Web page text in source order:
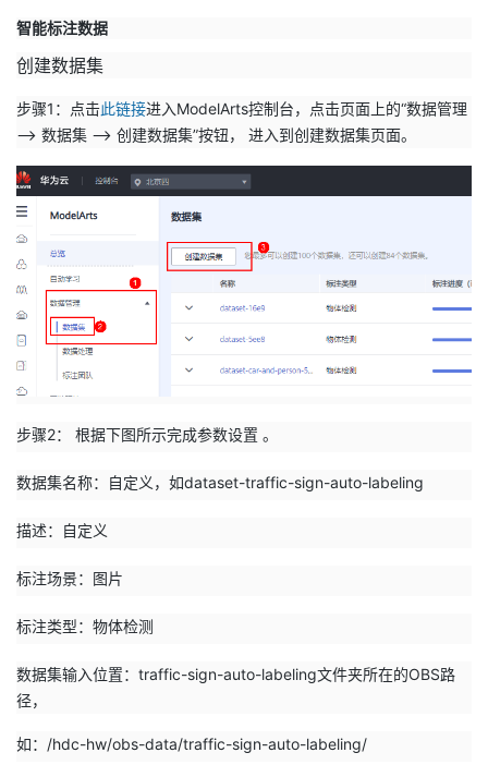
智能标注数据
创建数据集
步骤1：点击此链接进入ModelArts控制台，点击页面上的“数据管理
--> 数据集 --> 创建数据集”按钮， 进入到创建数据集页面。
步骤2： 根据下图所示完成参数设置 。
数据集名称：自定义，如dataset-traffic-sign-auto-labeling
描述：自定义
标注场景：图片
标注类型：物体检测
数据集输入位置：traffic-sign-auto-labeling文件夹所在的OBS路
径，
如：/hdc-hw/obs-data/traffic-sign-auto-labeling/